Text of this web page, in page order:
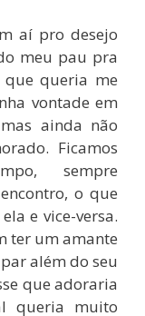
aí pro desejo
meu pau pra
queria me
vontade em
ainda não
Ficamos
sempre
o que
e vice-versa.
ter um amante
além do seu
que adoraria
queria muito